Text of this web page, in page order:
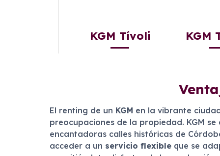
KGM Tívoli KGM
El renting de un KGM en la vibrante
preocupaciones de la propiedad. KGM
encantadoras calles históricas de
acceder a un servicio flexibleque se